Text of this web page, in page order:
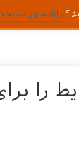
راهنمای سایت